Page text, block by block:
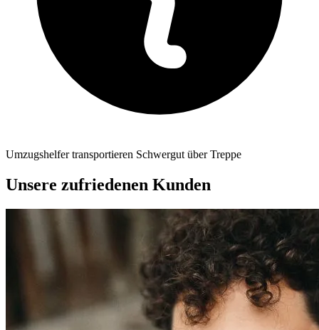
Umzugshelfer transportieren Schwergut über Treppe
Unsere zufriedenen Kunden